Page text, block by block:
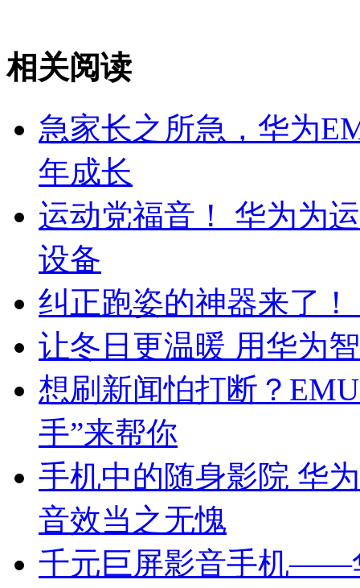
相关阅读
急家长之所急，华为
年成长
运动党福音！ 华为为
设备
纠正跑姿的神器来了
让冬日更温暖 用华为
想刷新闻怕打断？
手”来帮你
手机中的随身影院 华
音效当之无愧
千元巨屏影音手机——